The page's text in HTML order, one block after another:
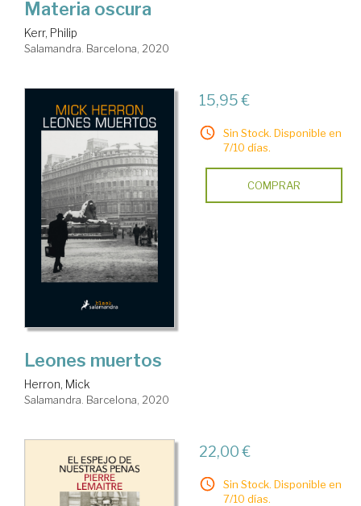
Materia oscura
Kerr, Philip
Salamandra. Barcelona, 2020
15,95 €
Sin Stock. Disponible en
7/10 días.
COMPRAR
Leones muertos
Herron, Mick
Salamandra. Barcelona, 2020
22,00 €
Sin Stock. Disponible en
7/10 días.